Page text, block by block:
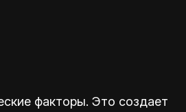
факторы. Это создает